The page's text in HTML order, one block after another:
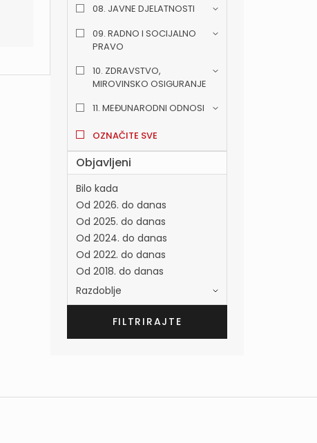
08. JAVNE DJELATNOSTI
09. RADNO I SOCIJALNO
PRAVO
10. ZDRAVSTVO,
MIROVINSKO OSIGURANJE
11. MEĐUNARODNI ODNOSI
OZNAČITE SVE
Objavljeni
Bilo kada
Od 2026. do danas
Od 2025. do danas
Od 2024. do danas
Od 2022. do danas
Od 2018. do danas
Razdoblje